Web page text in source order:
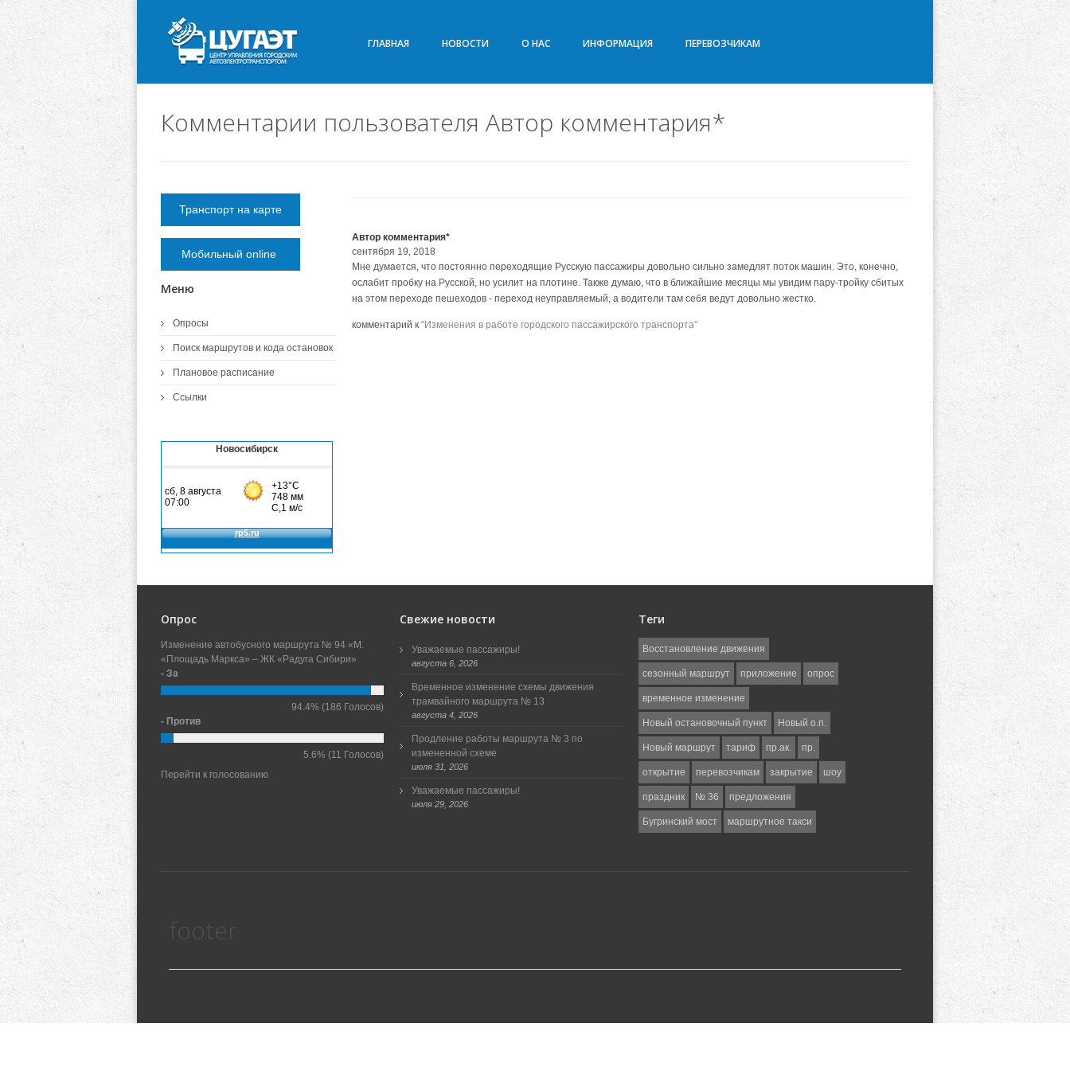
ГЛАВНАЯ НОВОСТИ О НАС ИНФОРМАЦИЯ ПЕРЕВОЗЧИКАМ
Комментарии пользователя Автор комментария*
Автор комментария*
сентября 19, 2018
Мне думается, что постоянно переходящие Русскую пассажиры довольно сильно замедлят поток машин. Это, конечно,
ослабит пробку на Русской, но усилит на плотине. Также думаю, что в ближайшие месяцы мы увидим пару-тройку сбитых
на этом переходе пешеходов - переход неуправляемый, а водители там себя ведут довольно жестко.
комментарий к "Изменения в работе городского пассажирского транспорта"
Транспорт на карте
Мобильный online
Меню
Опросы
Поиск маршрутов и кода остановок
Плановое расписание
Ссылки
Новосибирск
Опрос
Изменение автобусного маршрута № 94 «М.
«Площадь Маркса» – ЖК «Радуга Сибири»
- За
94.4% (186 Голосов)
- Против
5.6% (11 Голосов)
Перейти к голосованию
Свежие новости
Уважаемые пассажиры!
августа 6, 2026
Временное изменение схемы движения
трамвайного маршрута № 13
августа 4, 2026
Продление работы маршрута № 3 по
измененной схеме
июля 31, 2026
Уважаемые пассажиры!
июля 29, 2026
Теги
Восстановление движения
сезонный маршрут приложение опрос
временное изменение
Новый остановочный пункт Новый о.п.
Новый маршрут тариф пр.ак. пр.
открытие перевозчикам закрытие шоу
праздник № 36 предложения
Бугринский мост маршрутное такси
footer